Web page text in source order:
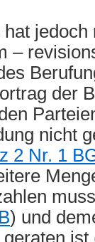
jedoch
–
der
nicht
2 Nr. 1
) und
ist